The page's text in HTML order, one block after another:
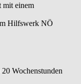
mit einem
Hilfswerk NÖ
Wochenstunden